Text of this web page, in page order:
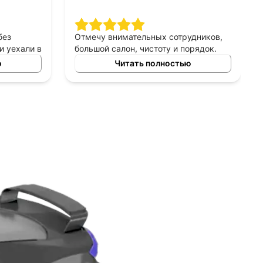
без
и уехали в
машине.
Отмечу внимательных сотрудников,
большой салон, чистоту и порядок.
Машину приобретали в аренду под
выкуп. Все условия понравились, не
было замечено отрицательных
Читать полностью